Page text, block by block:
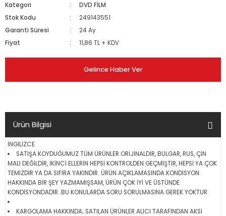
Kategori
DVD FİLM
Stok Kodu
249143551
Garanti Süresi
24 Ay
Fiyat
11,86 TL + KDV
Gelince Haber Ver
Ürün Bilgisi
İNGİLİZCE
SATIŞA KOYDUĞUMUZ TÜM ÜRÜNLER ORİJİNALDİR, BULGAR, RUS, ÇİN
MALI DEĞİLDİR, İKİNCİ ELLERİN HEPSİ KONTROLDEN GEÇMİŞTİR, HEPSİ YA ÇOK
TEMİZDİR YA DA SIFIRA YAKINDIR. ÜRÜN AÇIKLAMASINDA KONDİSYON
HAKKINDA BİR ŞEY YAZMAMIŞSAM, ÜRÜN ÇOK İYİ VE ÜSTÜNDE
KONDİSYONDADIR. BU KONULARDA SORU SORULMASINA GEREK YOKTUR
KARGOLAMA HAKKINDA; SATILAN ÜRÜNLER ALICI TARAFINDAN AKSİ